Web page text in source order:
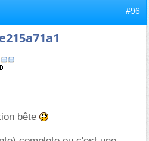
#96
bête